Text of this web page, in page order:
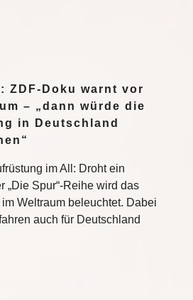
ZDF-Doku warnt vor
– „dann würde die
in Deutschland
im All: Droht ein
„Die Spur“-Reihe wird das
Weltraum beleuchtet. Dabei
auch für Deutschland